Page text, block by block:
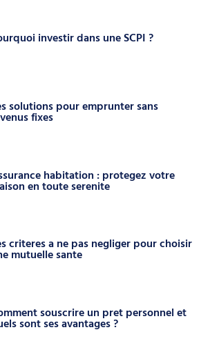
investir dans une SCPI ?
solutions pour emprunter sans
fixes
habitation : protegez votre
en toute serenite
criteres a ne pas negliger pour choisir
mutuelle sante
souscrire un pret personnel et
sont ses avantages ?